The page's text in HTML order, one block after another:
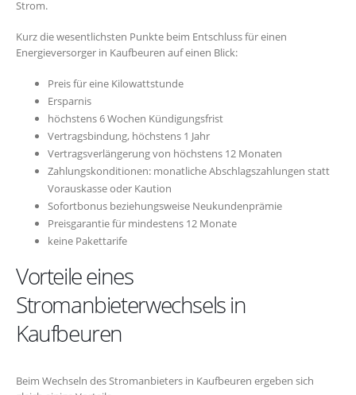
Strom.
Kurz die wesentlichsten Punkte beim Entschluss für einen
Energieversorger in Kaufbeuren auf einen Blick:
Preis für eine Kilowattstunde
Ersparnis
höchstens 6 Wochen Kündigungsfrist
Vertragsbindung, höchstens 1 Jahr
Vertragsverlängerung von höchstens 12 Monaten
Zahlungskonditionen: monatliche Abschlagszahlungen statt
Vorauskasse oder Kaution
Sofortbonus beziehungsweise Neukundenprämie
Preisgarantie für mindestens 12 Monate
keine Pakettarife
Vorteile eines
Stromanbieterwechsels in
Kaufbeuren
Beim Wechseln des Stromanbieters in Kaufbeuren ergeben sich